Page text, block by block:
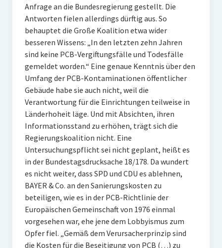
Anfrage an die Bundesregierung gestellt. Die
Antworten fielen allerdings dürftig aus. So
behauptet die Große Koalition etwa wider
besseren Wissens: „In den letzten zehn Jahren
sind keine PCB-Vergiftungsfälle und Todesfälle
gemeldet worden.“ Eine genaue Kenntnis über den
Umfang der PCB-Kontaminationen öffentlicher
Gebäude habe sie auch nicht, weil die
Verantwortung für die Einrichtungen teilweise in
Länderhoheit läge. Und mit Absichten, ihren
Informationsstand zu erhöhen, trägt sich die
Regierungskoalition nicht. Eine
Untersuchungspflicht sei nicht geplant, heißt es
in der Bundestagsdrucksache 18/178. Da wundert
es nicht weiter, dass SPD und CDU es ablehnen,
BAYER & Co. an den Sanierungskosten zu
beteiligen, wie es in der PCB-Richtlinie der
Europäischen Gemeinschaft von 1976 einmal
vorgesehen war, ehe jene dem Lobbyismus zum
Opfer fiel. „Gemäß dem Verursacherprinzip sind
die Kosten für die Beseitigung von PCB (…) zu